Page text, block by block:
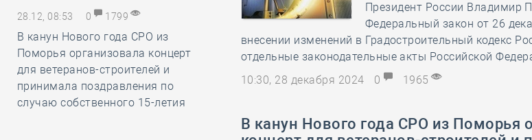
28.12, 08:53 0 1799
В канун Нового года СРО из
Поморья организовала концерт
для ветеранов-строителей и
принимала поздравления по
случаю собственного 15-летия
Президент России Владимир
Федеральный закон от 26
внесении изменений в Градостроительный кодекс
отдельные законодательные акты Российской
10:30, 28 декабря 2024
0 1965
В канун Нового года СРО из Поморья